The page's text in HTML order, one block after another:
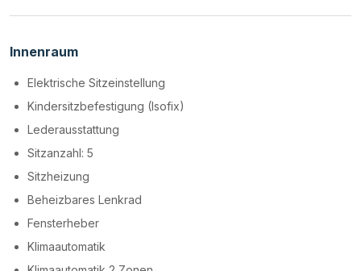
Innenraum
Elektrische Sitzeinstellung
Kindersitzbefestigung (Isofix)
Lederausstattung
Sitzanzahl: 5
Sitzheizung
Beheizbares Lenkrad
Fensterheber
Klimaautomatik